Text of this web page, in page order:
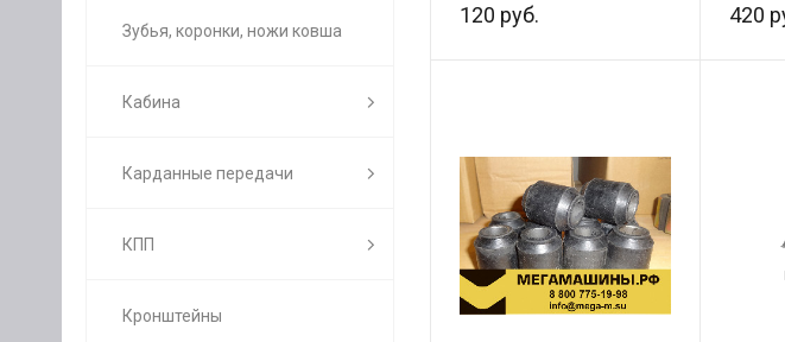
Зубья, коронки, ножи ковша
Кабина
Карданные передачи
КПП
Кронштейны
стабилизатора
120 руб. 420